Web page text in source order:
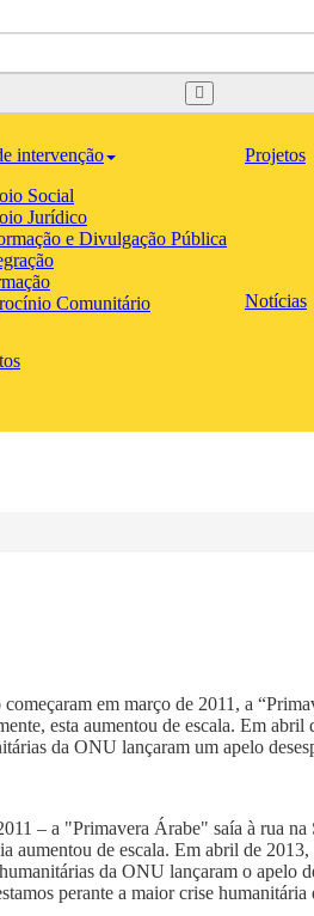
intervenção
Social
Jurídico
e Divulgação Pública
Comunitário
Projetos
Notícias
em março de 2011, a
esta aumentou de escala. Em
da ONU lançaram um apelo
– a "Primavera Árabe" saía à rua
aumentou de escala. Em abril de
da ONU lançaram o apelo
perante a maior crise humanitária